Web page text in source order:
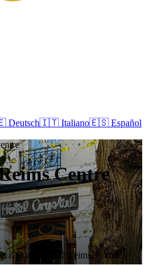
🇮🇹 Italiano🇪🇸 Español
Centre
d'Erlon, 51100 Reims, France